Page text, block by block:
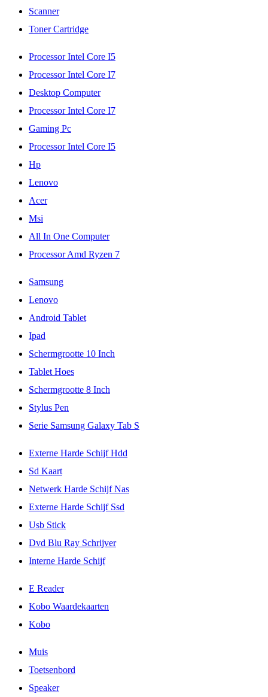
Scanner
Toner Cartridge
Processor Intel Core I5
Processor Intel Core I7
Desktop Computer
Processor Intel Core I7
Gaming Pc
Processor Intel Core I5
Hp
Lenovo
Acer
Msi
All In One Computer
Processor Amd Ryzen 7
Samsung
Lenovo
Android Tablet
Ipad
Schermgrootte 10 Inch
Tablet Hoes
Schermgrootte 8 Inch
Stylus Pen
Serie Samsung Galaxy Tab S
Externe Harde Schijf Hdd
Sd Kaart
Netwerk Harde Schijf Nas
Externe Harde Schijf Ssd
Usb Stick
Dvd Blu Ray Schrijver
Interne Harde Schijf
E Reader
Kobo Waardekaarten
Kobo
Muis
Toetsenbord
Speaker